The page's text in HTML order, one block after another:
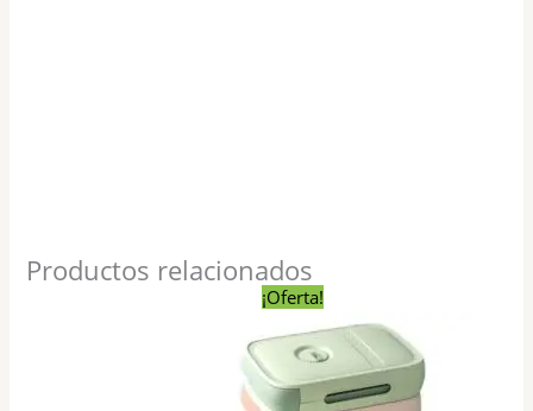
Productos relacionados
¡Oferta!
$ 390,00.
El
precio
actual
$ 280,00.